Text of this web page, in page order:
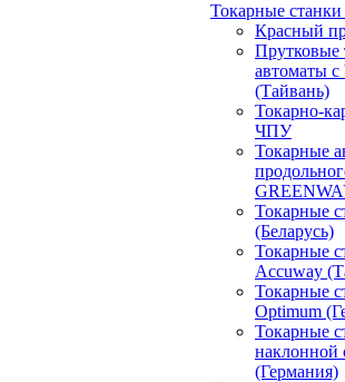
Токарные
Красный
Прутковые
автоматы
(Тайвань)
Токарно-
ЧПУ
Токарные
Токарные
(Беларусь)
Токарные
Accuway
Токарные
Optimum
Токарные
наклонной
(Германия)